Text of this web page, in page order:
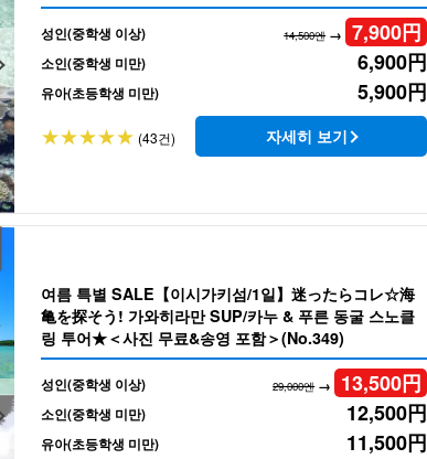
성인(중학생 이상) 14,500엔→ 7,900円
소인(중학생 미만) 6,900円
유아(초등학생 미만) 5,900円
(43건) 자세히 보기
여름 특별 SALE【이시가키섬/1일】迷ったらコレ☆海
亀を探そう! 가와히라만 SUP/카누 & 푸른 동굴 스노클
링 투어★＜사진 무료&송영 포함＞(No.349)
성인(중학생 이상) 29,000엔→ 13,500円
소인(중학생 미만) 12,500円
유아(초등학생 미만) 11,500円